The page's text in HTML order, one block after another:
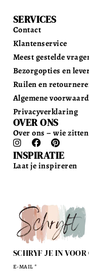
SCHRYF JE IN
E-MAIL*
SERVICES
Contact
Klantenservice
Meest gestelde
Bezorgopties en
Ruilen en
Algemene
Privacyverklaring
OVER ONS
Over ons – wie
INSPIRATIE
Laat je inspireren